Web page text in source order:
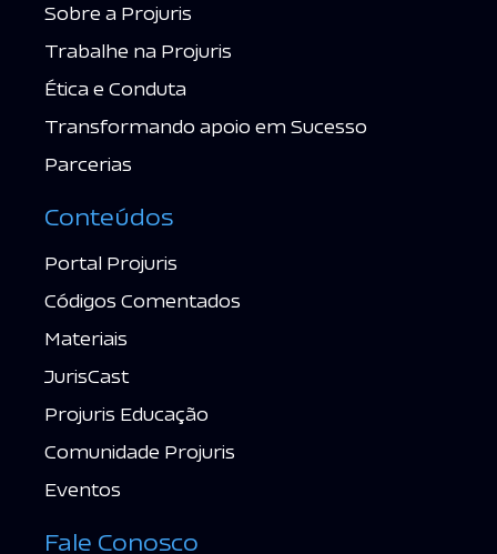
Sobre a Projuris
Trabalhe na Projuris
Ética e Conduta
Transformando apoio em Sucesso
Parcerias
Conteúdos
Portal Projuris
Códigos Comentados
Materiais
JurisCast
Projuris Educação
Comunidade Projuris
Eventos
Fale Conosco